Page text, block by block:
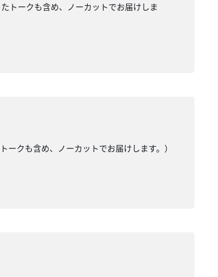
トークも含め、ノーカットでお届けしま
クも含め、ノーカットでお届けします。）